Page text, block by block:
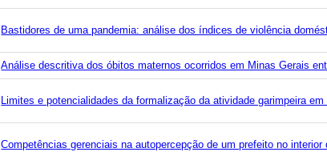
Bastidores de uma pandemia: análise dos índices de violência
Análise descritiva dos óbitos maternos ocorridos em Minas Gerais
Limites e potencialidades da formalização da atividade garimpeira
Competências gerenciais na autopercepção de um prefeito no